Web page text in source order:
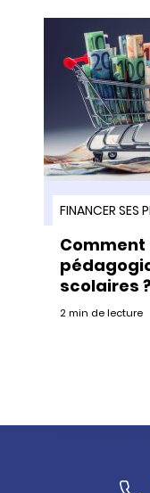
FINANCER SES
scolaires ?
2 min de lecture